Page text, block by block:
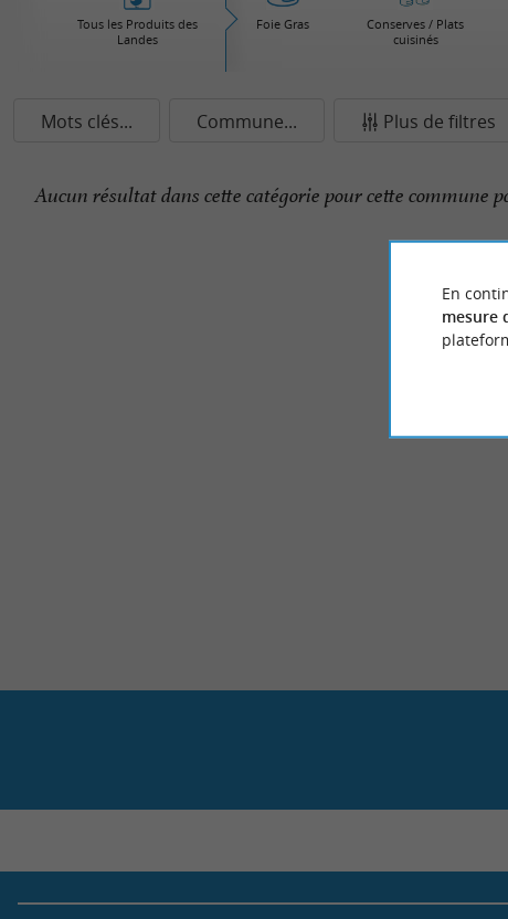
Tous les Produits des
Landes
Foie Gras
Conserves / Plats
cuisinés
Mots clés... Commune... Plus de filtres
Aucun résultat dans cette catégorie pour cette commune
En
mesure